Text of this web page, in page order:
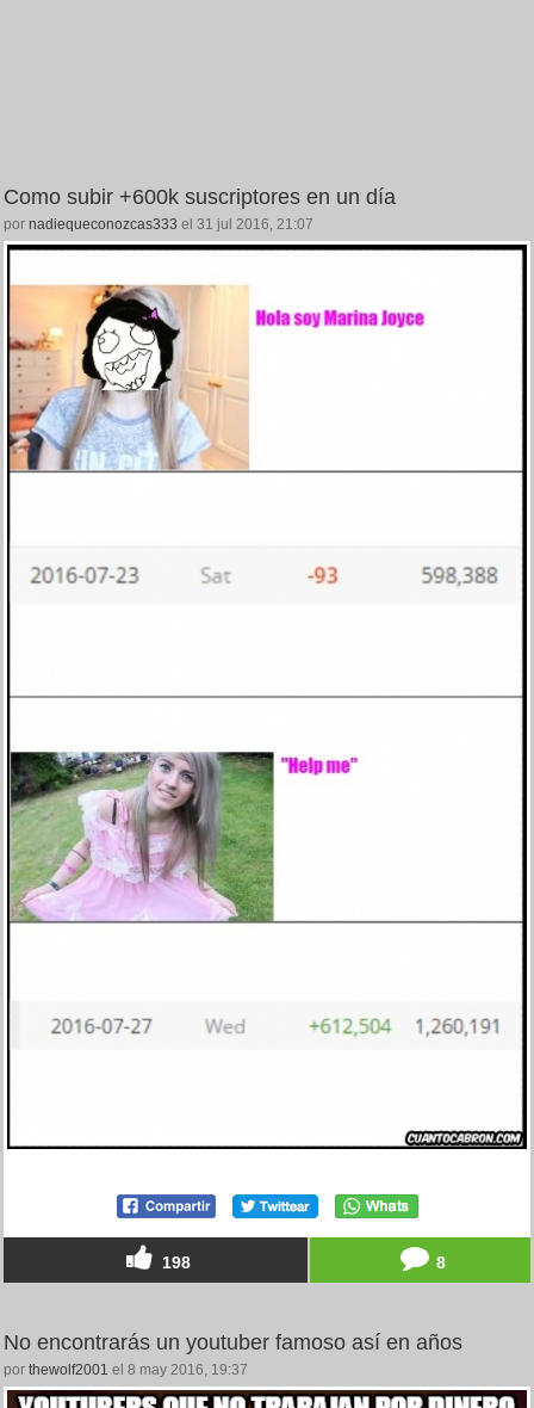
Como subir +600k suscriptores en un día
por nadiequeconozcas333 el 31 jul 2016, 21:07
198 8
No encontrarás un youtuber famoso así en años
por thewolf2001 el 8 may 2016, 19:37